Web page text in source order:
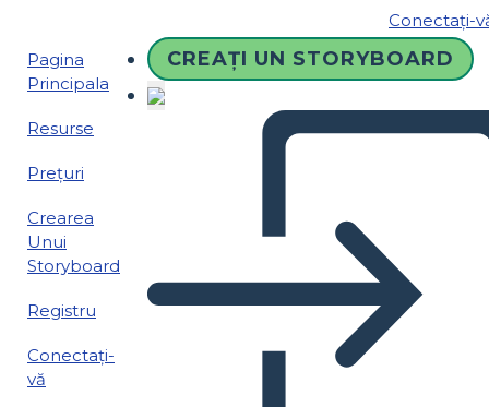
Conectați-
Pagina
Principala
Resurse
Prețuri
Crearea
Unui
Storyboard
Registru
Conectați-
vă
CREAȚI UN STORYBOARD